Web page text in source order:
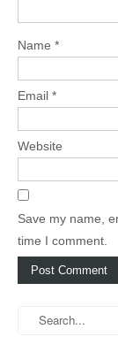
Name *
Email *
Website
Save my name,
time I comment.